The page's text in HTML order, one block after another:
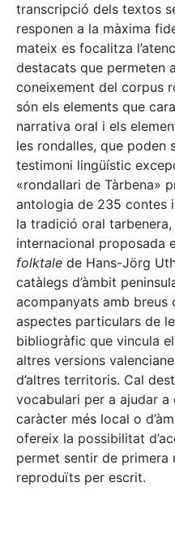
transcripció dels textos
responen a la màxima
mateix es focalitza
destacats que permeten
coneixement del corpus
són els elements que
narrativa oral i els
les rondalles, que poden
testimoni lingüístic
«rondallari de Tàrbena»
antologia de 235 contes
la tradició oral
internacional proposada
folktale de Hans-Jörg
catàlegs d’àmbit
acompanyats amb breus
aspectes particulars de
bibliogràfic que vincula
altres versions
d’altres territoris. Cal
vocabulari per a ajudar a
caràcter més local o
ofereix la possibilitat
permet sentir de primera
reproduïts per escrit.